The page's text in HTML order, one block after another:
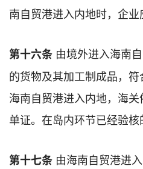
南自贸港进入内地时，企业
第十六条 由境外进入海南
的货物及其加工制成品，
海南自贸港进入内地，海
单证。在岛内环节已经验核
第十七条 由海南自贸港进